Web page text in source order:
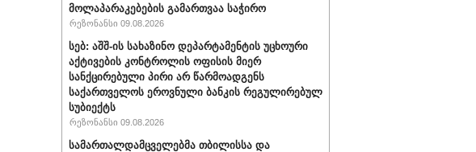
მოლაპარაკებების გამართვაა საჭირო
რეზონანსი 09.08.2026
სებ: აშშ-ის სახაზინო დეპარტამენტის უცხოური
აქტივების კონტროლის ოფისის მიერ
სანქცირებული პირი არ წარმოადგენს
საქართველოს ეროვნული ბანკის რეგულირებულ
სუბიექტს
რეზონანსი 09.08.2026
სამართალდამცველებმა თბილისსა და